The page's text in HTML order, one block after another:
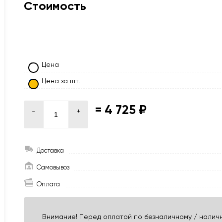
Стоимость
Цена
Цена за шт.
- + = 4 725 ₽
Доставка
Самовывоз
Оплата
Внимание! Перед оплатой по безналичному /